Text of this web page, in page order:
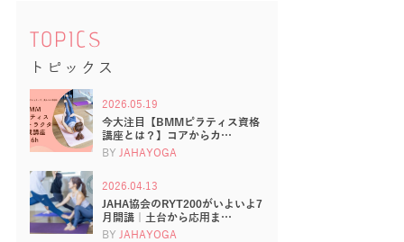
TOPICS
トピックス
2026.05.19
今大注目【BMMピラティス資格
講座とは？】コアからカ…
BY JAHAYOGA
2026.04.13
JAHA協会のRYT200がいよいよ7
月開講｜土台から応用ま…
BY JAHAYOGA